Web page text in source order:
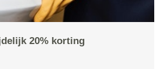
20% korting